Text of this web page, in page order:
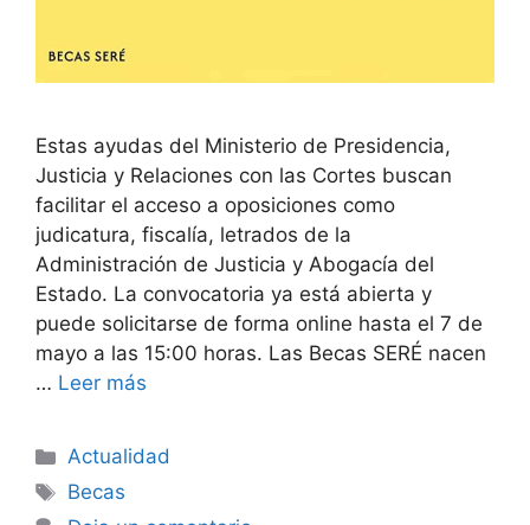
Estas ayudas del Ministerio de Presidencia,
Justicia y Relaciones con las Cortes buscan
facilitar el acceso a oposiciones como
judicatura, fiscalía, letrados de la
Administración de Justicia y Abogacía del
Estado. La convocatoria ya está abierta y
puede solicitarse de forma online hasta el 7 de
mayo a las 15:00 horas. Las Becas SERÉ nacen
… Leer más
Categorías
Actualidad
Etiquetas
Becas